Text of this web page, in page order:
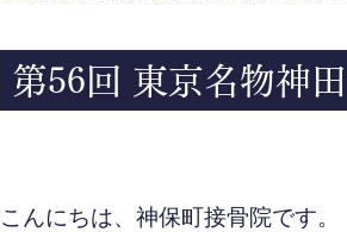
第56回 東京名物神
こんにちは、神保町接骨院です。